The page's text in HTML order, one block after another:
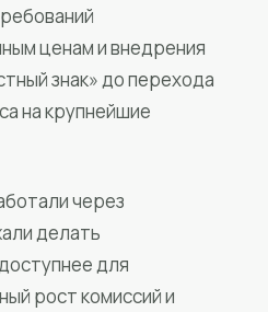
ценам и внедрения
знак» до перехода
на крупнейшие
через
делать
для
рост комиссий и